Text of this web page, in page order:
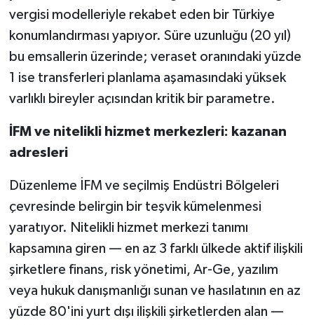
vergisi modelleriyle rekabet eden bir Türkiye
konumlandırması yapıyor. Süre uzunluğu (20 yıl)
bu emsallerin üzerinde; veraset oranındaki yüzde
1 ise transferleri planlama aşamasındaki yüksek
varlıklı bireyler açısından kritik bir parametre.
İFM ve nitelikli hizmet merkezleri: kazanan
adresleri
Düzenleme İFM ve seçilmiş Endüstri Bölgeleri
çevresinde belirgin bir teşvik kümelenmesi
yaratıyor. Nitelikli hizmet merkezi tanımı
kapsamına giren — en az 3 farklı ülkede aktif ilişkili
şirketlere finans, risk yönetimi, Ar-Ge, yazılım
veya hukuk danışmanlığı sunan ve hasılatının en az
yüzde 80'ini yurt dışı ilişkili şirketlerden alan —